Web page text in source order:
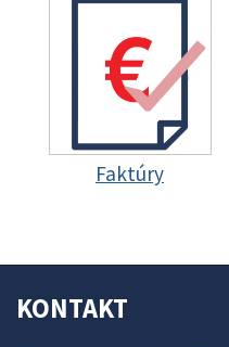
Faktúry
KONTAKT